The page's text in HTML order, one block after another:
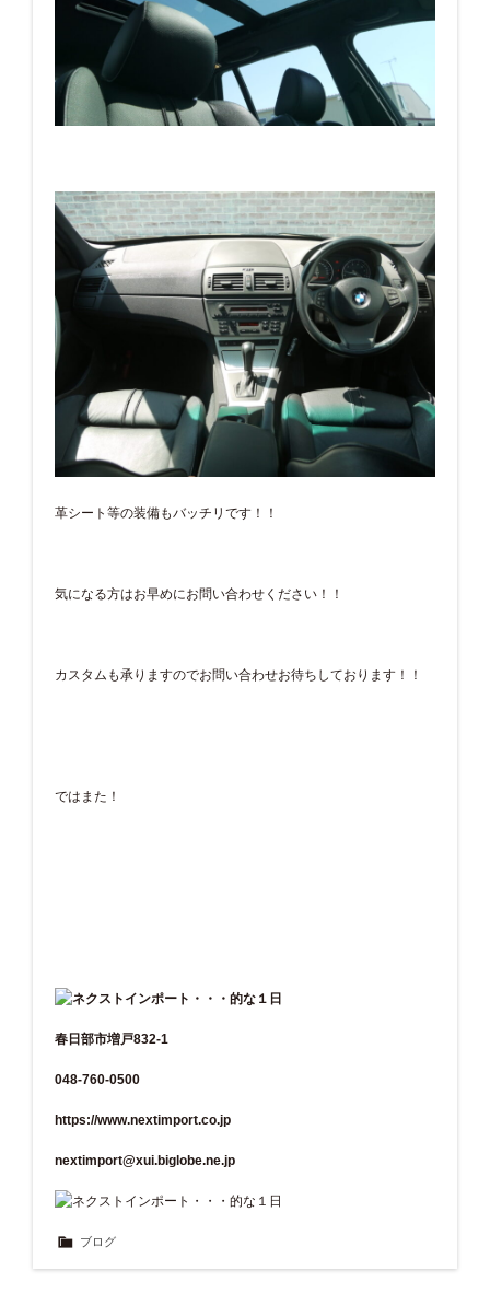
革シート等の装備もバッチリです！！
気になる方はお早めにお問い合わせください！！
カスタムも承りますのでお問い合わせお待ちしております！！
ではまた！
春日部市増戸832-1
048-760-0500
https://www.nextimport.co.jp
nextimport@xui.biglobe.ne.jp
ブログ